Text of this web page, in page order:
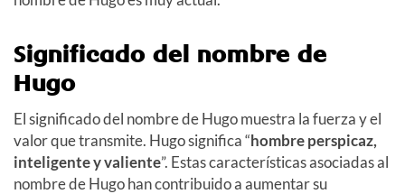
Significado del nombre de
Hugo
El significado del nombre de Hugo muestra la fuerza y el
valor que transmite. Hugo significa “hombre perspicaz,
inteligente y valiente”. Estas características asociadas al
nombre de Hugo han contribuido a aumentar su